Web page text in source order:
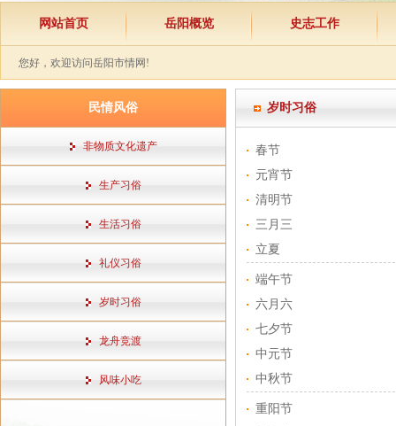
网站首页 岳阳概览 史志工作
您好，欢迎访问岳阳市情网!
民情风俗
非物质文化遗产
生产习俗
生活习俗
礼仪习俗
岁时习俗
龙舟竞渡
风味小吃
岁时习俗
春节
元宵节
清明节
三月三
立夏
端午节
六月六
七夕节
中元节
中秋节
重阳节